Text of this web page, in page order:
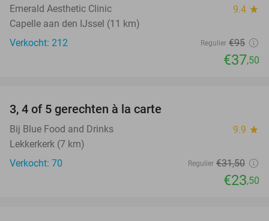
Emerald Aesthetic Clinic 9.4 star
Capelle aan den IJssel (11 km)
Verkocht: 212
Regulier €95
€37,50
3, 4 of 5 gerechten à la carte
Bij Blue Food and Drinks 9.9 star
Lekkerkerk (7 km)
Verkocht: 70
Regulier €31,50
€23,50